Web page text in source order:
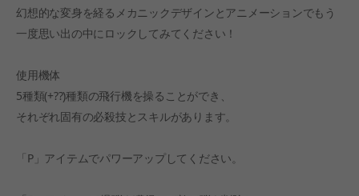
幻想的な変身を経るメカニックデザインとアニメーションでもう
一度思い出の中にロックしてみてください！
使用機体
5種類(+??)種類の飛行機を操ることができ、
それぞれ固有の必殺技とスキルがあります。
「P」アイテムでパワーアップしてください。